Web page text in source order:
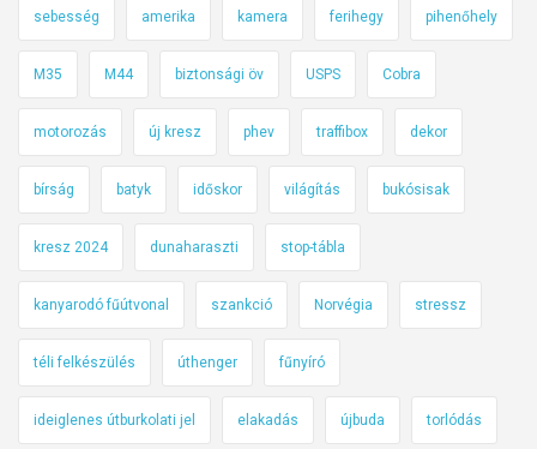
sebesség amerika kamera ferihegy pihenőhely
M35 M44 biztonsági öv USPS Cobra
motorozás új kresz phev traffibox dekor
bírság batyk időskor világítás bukósisak
kresz 2024 dunaharaszti stop-tábla
kanyarodó fűútvonal szankció Norvégia stressz
téli felkészülés úthenger fűnyíró
ideiglenes útburkolati jel elakadás újbuda torlódás